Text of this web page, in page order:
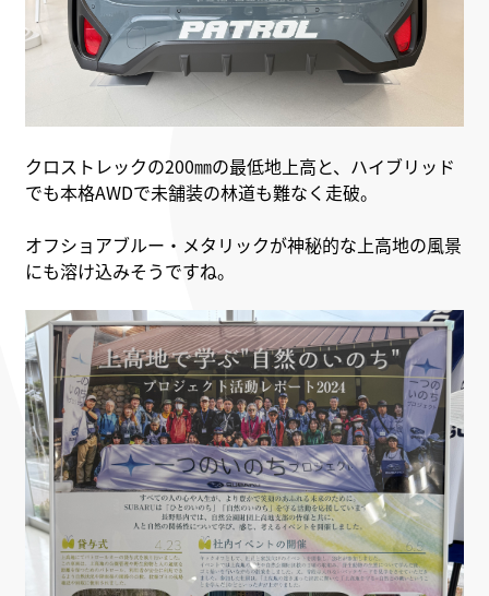
クロストレックの200㎜の最低地上高と、ハイブリッド
でも本格AWDで未舗装の林道も難なく走破。
オフショアブルー・メタリックが神秘的な上高地の風景
にも溶け込みそうですね。